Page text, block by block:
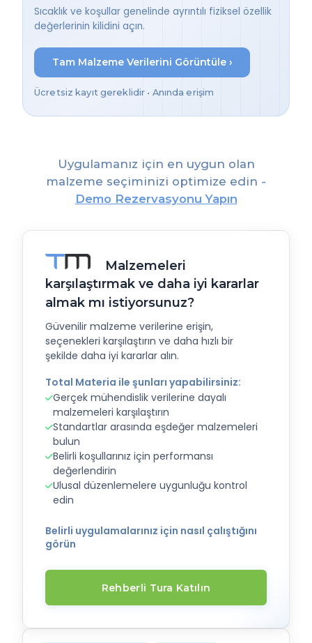
Sıcaklık ve koşullar genelinde ayrıntılı fiziksel özellik
değerlerinin kilidini açın.
Tam Malzeme Verilerini Görüntüle ›
Ücretsiz kayıt gereklidir • Anında erişim
Uygulamanız için en uygun olan
malzeme seçiminizi optimize edin -
Demo Rezervasyonu Yapın
Malzemeleri
karşılaştırmak ve daha iyi kararlar
almak mı istiyorsunuz?
Güvenilir malzeme verilerine erişin,
seçenekleri karşılaştırın ve daha hızlı bir
şekilde daha iyi kararlar alın.
Total Materia ile şunları yapabilirsiniz:
Gerçek mühendislik verilerine dayalı
malzemeleri karşılaştırın
Standartlar arasında eşdeğer malzemeleri
bulun
Belirli koşullarınız için performansı
değerlendirin
Ulusal düzenlemelere uygunluğu kontrol
edin
Belirli uygulamalarınız için nasıl çalıştığını
görün
Rehberli Tura Katılın